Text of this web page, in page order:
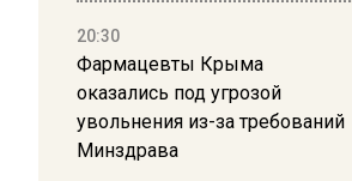
20:30
Фармацевты Крыма
оказались под угрозой
увольнения из-за требований
Минздрава